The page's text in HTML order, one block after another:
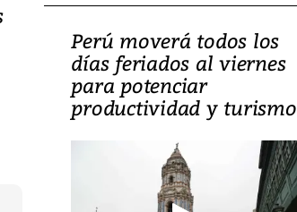
Perú moverá todos los
días feriados al viernes
para potenciar
productividad y turismo